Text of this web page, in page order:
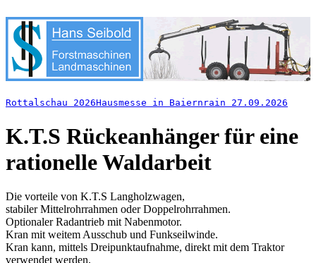
Rottalschau 2026Hausmesse in Baiernrain 27.09.2026
K.T.S Rückeanhänger für eine
rationelle Waldarbeit
Die vorteile von K.T.S Langholzwagen,
stabiler Mittelrohrrahmen oder Doppelrohrrahmen.
Optionaler Radantrieb mit Nabenmotor.
Kran mit weitem Ausschub und Funkseilwinde.
Kran kann, mittels Dreipunktaufnahme, direkt mit dem Traktor
verwendet werden.